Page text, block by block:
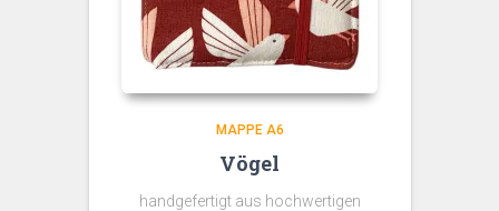
MAPPE A6
Vögel
handgefertigt aus hochwertigen